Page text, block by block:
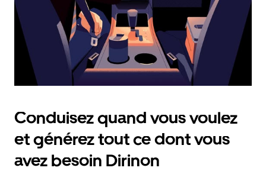
pour
fermer
le
calendrier.
Conduisez quand vous voulez
et générez tout ce dont vous
avez besoin Dirinon